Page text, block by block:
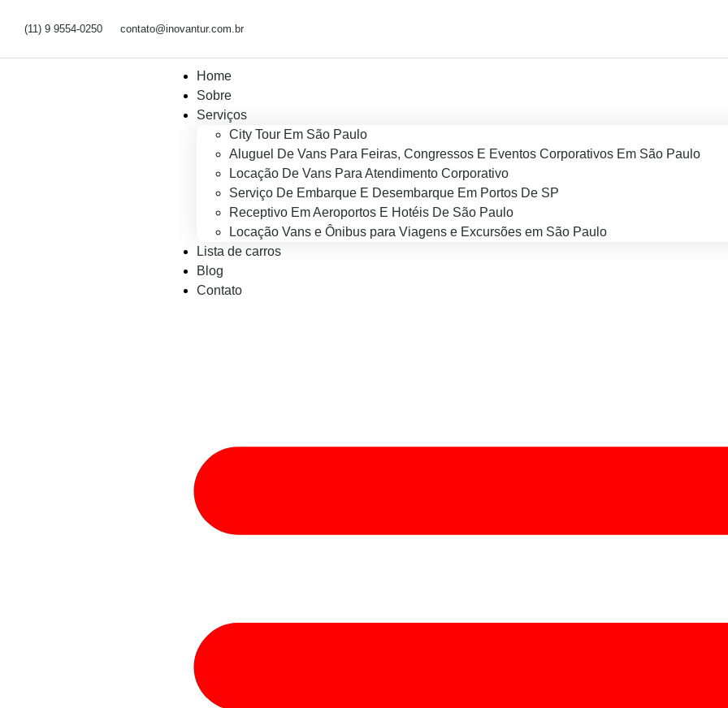
(11) 9 9554-0250 contato@inovantur.com.br
Home
Sobre
Serviços
City Tour Em São Paulo
Aluguel De Vans Para Feiras, Congressos E Eventos Corporativos Em São Paulo
Locação De Vans Para Atendimento Corporativo
Serviço De Embarque E Desembarque Em Portos De SP
Receptivo Em Aeroportos E Hotéis De São Paulo
Locação Vans e Ônibus para Viagens e Excursões em São Paulo
Lista de carros
Blog
Contato